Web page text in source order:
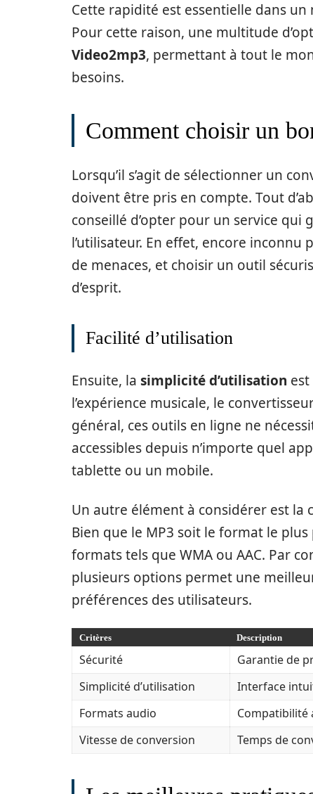
Cette rapidité est essentielle dans
Pour cette raison, une multitude
Video2mp3, permettant à tout le
besoins.
Comment choisir un
Lorsqu’il s’agit de sélectionner un
doivent être pris en compte. Tout
conseillé d’opter pour un service
l’utilisateur. En effet, encore
de menaces, et choisir un outil
d’esprit.
Facilité d’utilisation
Ensuite, la simplicité d’utilisation
l’expérience musicale, le
général, ces outils en ligne ne
accessibles depuis n’importe quel
tablette ou un mobile.
Un autre élément à considérer est la
Bien que le MP3 soit le format le
formats tels que WMA ou AAC. Par
plusieurs options permet une
préférences des utilisateurs.
Critères Description
Sécurité
Garantie de
Simplicité d’utilisation
Interface
Formats audio
Compatibilité
Vitesse de conversion
Temps de